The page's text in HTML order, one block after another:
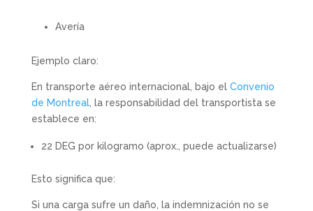
Avería
Ejemplo claro:
En transporte aéreo internacional, bajo el Convenio
de Montreal, la responsabilidad del transportista se
establece en:
22 DEG por kilogramo (aprox., puede actualizarse)
Esto significa que:
Si una carga sufre un daño, la indemnización no se